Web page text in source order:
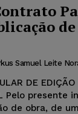
Samuel Leite
DE
Pelo presente
de obra, de